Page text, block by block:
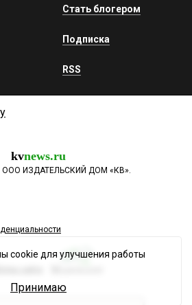
Стать блогером
Подписка
RSS
kvnews.ru
ООО ИЗДАТЕЛЬСКИЙ ДОМ «КВ».
сайта
cookie для улучшения работы
Принимаю